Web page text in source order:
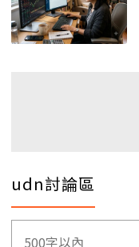
udn討論區